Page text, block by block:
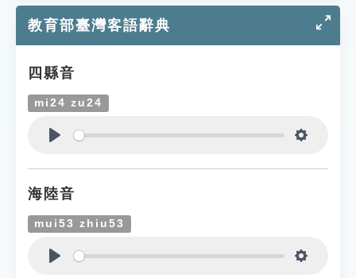
教育部臺灣客語辭典
四縣音
mi24 zu24
海陸音
mui53 zhiu53